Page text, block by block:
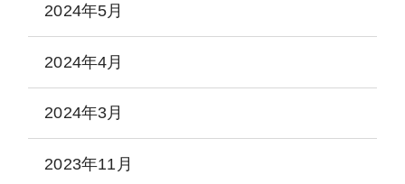
2024年5月
2024年4月
2024年3月
2023年11月